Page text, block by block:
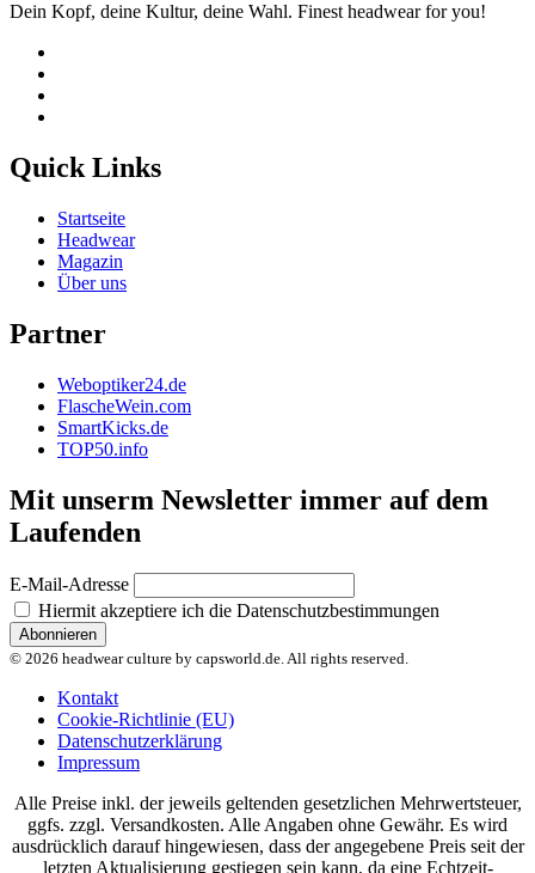
Dein Kopf, deine Kultur, deine Wahl. Finest headwear for you!
Quick Links
Startseite
Headwear
Magazin
Über uns
Partner
Weboptiker24.de
FlascheWein.com
SmartKicks.de
TOP50.info
Mit unserm Newsletter immer auf dem
Laufenden
E-Mail-Adresse
Hiermit akzeptiere ich die Datenschutzbestimmungen
© 2026 headwear culture by capsworld.de. All rights reserved.
Kontakt
Cookie-Richtlinie (EU)
Datenschutzerklärung
Impressum
Alle Preise inkl. der jeweils geltenden gesetzlichen Mehrwertsteuer,
ggfs. zzgl. Versandkosten. Alle Angaben ohne Gewähr. Es wird
ausdrücklich darauf hingewiesen, dass der angegebene Preis seit der
letzten Aktualisierung gestiegen sein kann, da eine Echtzeit-